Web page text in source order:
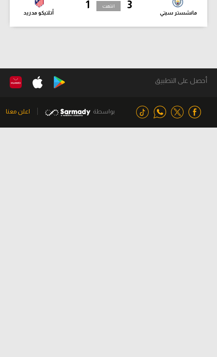
3
مانشستر سيتي
1
أتلتيكو مدريد
انتهت
أحصل على التطبيق
بواسطة اعلن معنا